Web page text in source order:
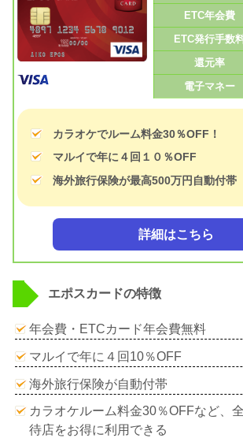
ETC年会費
ETC発行手数
還元率
電子マネー
カラオケでルーム料金30％OFF！
マルイで年に４回１０％OFF
海外旅行保険が最高500万円自動付帯
詳細はこちら
エポスカードの特徴
年会費・ETCカード年会費無料
マルイで年に４回10％OFF
海外旅行保険が自動付帯
カラオケルーム料金30％OFFなど、
待店をお得に利用できる